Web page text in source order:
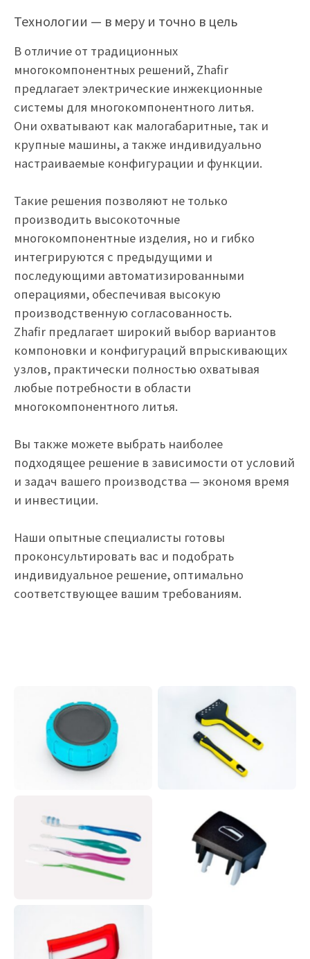
Технологии — в меру и точно в цель
В отличие от традиционных
многокомпонентных решений, Zhafir
предлагает электрические инжекционные
системы для многокомпонентного литья.
Они охватывают как малогабаритные, так и
крупные машины, а также индивидуально
настраиваемые конфигурации и функции.
Такие решения позволяют не только
производить высокоточные
многокомпонентные изделия, но и гибко
интегрируются с предыдущими и
последующими автоматизированными
операциями, обеспечивая высокую
производственную согласованность.
Zhafir предлагает широкий выбор вариантов
компоновки и конфигураций впрыскивающих
узлов, практически полностью охватывая
любые потребности в области
многокомпонентного литья.
Вы также можете выбрать наиболее
подходящее решение в зависимости от условий
и задач вашего производства — экономя время
и инвестиции.
Наши опытные специалисты готовы
проконсультировать вас и подобрать
индивидуальное решение, оптимально
соответствующее вашим требованиям.